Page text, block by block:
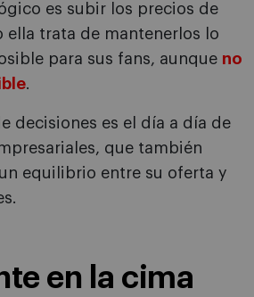
es subir los precios de
ella trata de mantenerlos lo
para sus fans, aunque no
.
decisiones es el día a día de
que también
equilibrio entre su oferta y
en la cima